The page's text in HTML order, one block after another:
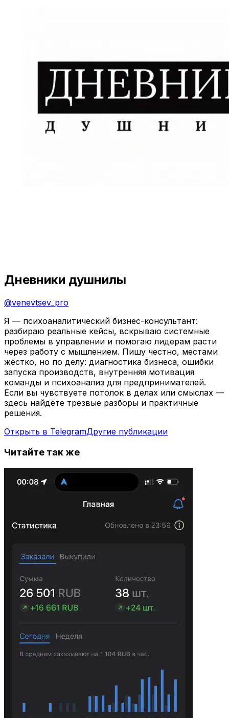
Дневники душнилы
@venevtsev_pro
Я — психоаналитический бизнес-консультант:
разбираю реальные кейсы, вскрываю системные
проблемы в управлении и помогаю лидерам расти
через работу с мышлением. Пишу честно, местами
жёстко, но по делу: диагностика бизнеса, ошибки
запуска производств, внутренняя мотивация
команды и психоанализ для предпринимателей.
Если вы чувствуете потолок в делах или смыслах —
здесь найдёте трезвые разборы и практичные
решения.
Открыть в TelegramДругие публикации
Читайте так же